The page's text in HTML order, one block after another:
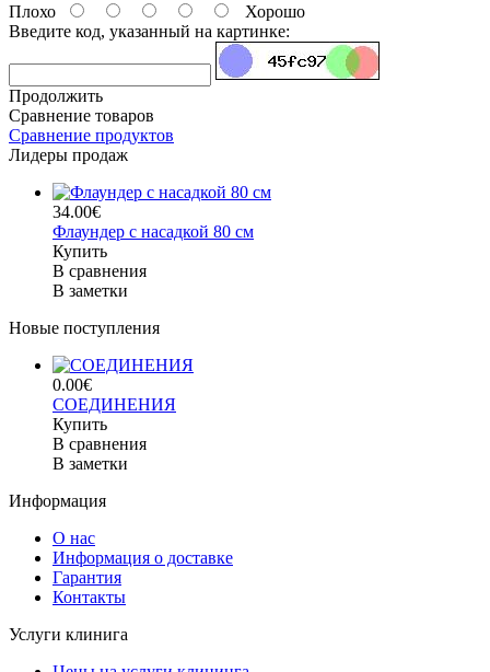
Плохо
Хорошо
Введите код, указанный на картинке:
Продолжить
Сравнение товаров
Сравнение продуктов
Лидеры продаж
34.00€
Флаундер с насадкой 80 см
Купить
В сравнения
В заметки
Новые поступления
0.00€
СОЕДИНЕНИЯ
Купить
В сравнения
В заметки
Информация
О нас
Информация о доставке
Гарантия
Контакты
Услуги клинига